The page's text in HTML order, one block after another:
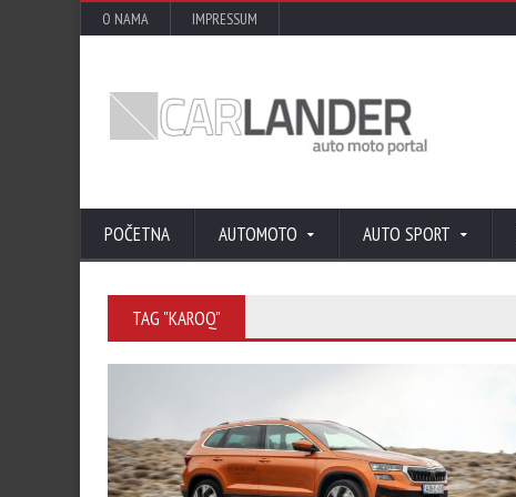
O NAMA IMPRESSUM
POČETNA AUTOMOTO AUTO SPORT
TAG "KAROQ"